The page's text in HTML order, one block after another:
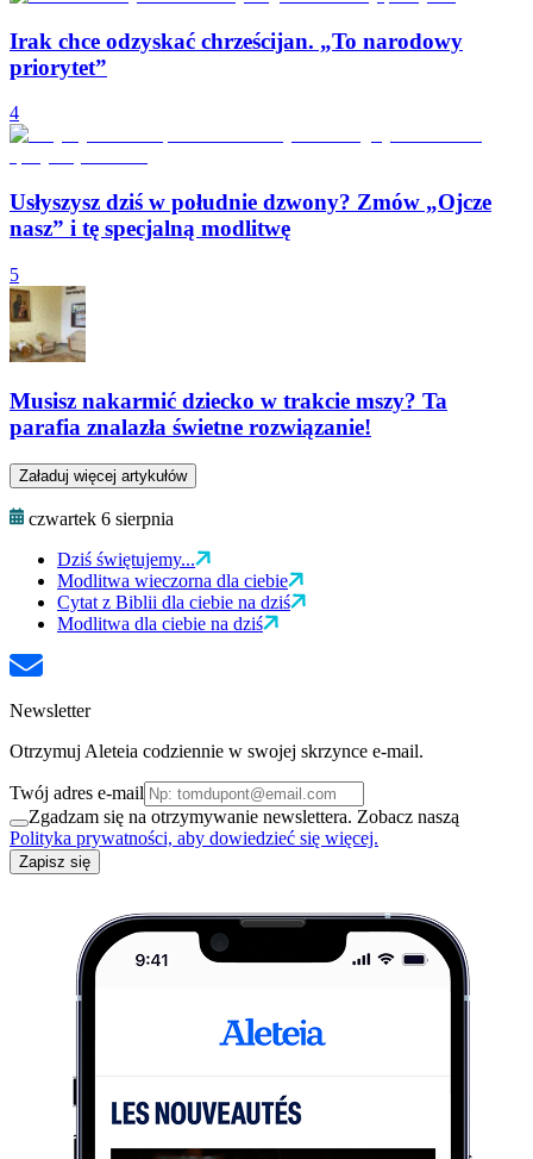
Irak chce odzyskać chrześcijan. „To narodowy
priorytet”
4
Usłyszysz dziś w południe dzwony? Zmów „Ojcze
nasz” i tę specjalną modlitwę
5
Musisz nakarmić dziecko w trakcie mszy? Ta
parafia znalazła świetne rozwiązanie!
Załaduj więcej artykułów
czwartek 6 sierpnia
Dziś świętujemy...
Modlitwa wieczorna dla ciebie
Cytat z Biblii dla ciebie na dziś
Modlitwa dla ciebie na dziś
Newsletter
Otrzymuj Aleteia codziennie w swojej skrzynce e-mail.
Twój adres e-mail
Zgadzam się na otrzymywanie newslettera. Zobacz naszą
Polityka prywatności, aby dowiedzieć się więcej.
Zapisz się